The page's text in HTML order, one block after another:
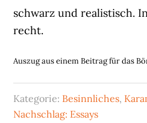
schwarz und realistisch.
recht.
Auszug aus einem Beitrag für das
Kategorie: Besinnliches,
Nachschlag: Essays